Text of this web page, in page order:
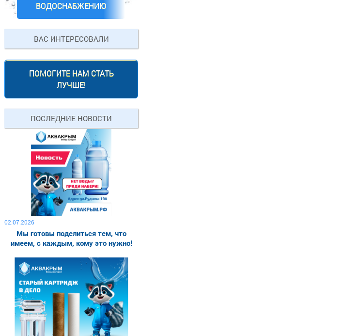
ВОДОСНАБЖЕНИЮ
ВАС ИНТЕРЕСОВАЛИ
ПОМОГИТЕ НАМ СТАТЬ
ЛУЧШЕ!
ПОСЛЕДНИЕ НОВОСТИ
02.07.2026
Мы готовы поделиться тем, что
имеем, с каждым, кому это нужно!